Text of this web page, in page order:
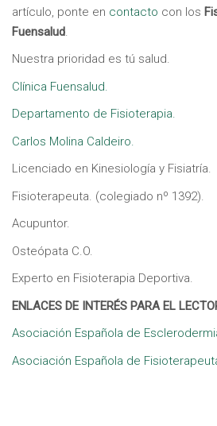
artículo, ponte en contacto con los
Fuensalud.
Nuestra prioridad es tú salud.
Clínica Fuensalud.
Departamento de Fisioterapia.
Carlos Molina Caldeiro.
Licenciado en Kinesiología y Fisiatría.
Fisioterapeuta. (colegiado nº 1392).
Acupuntor.
Osteópata C.O.
Experto en Fisioterapia Deportiva.
ENLACES DE INTERÉS PARA EL
Asociación Española de
Asociación Española de